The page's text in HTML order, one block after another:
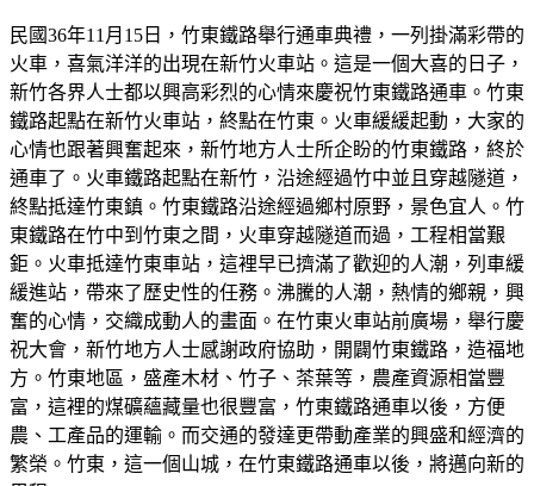
民國36年11月15日，竹東鐵路舉行通車典禮，一列掛滿彩帶的
火車，喜氣洋洋的出現在新竹火車站。這是一個大喜的日子，
新竹各界人士都以興高彩烈的心情來慶祝竹東鐵路通車。竹東
鐵路起點在新竹火車站，終點在竹東。火車緩緩起動，大家的
心情也跟著興奮起來，新竹地方人士所企盼的竹東鐵路，終於
通車了。火車鐵路起點在新竹，沿途經過竹中並且穿越隧道，
終點抵達竹東鎮。竹東鐵路沿途經過鄉村原野，景色宜人。竹
東鐵路在竹中到竹東之間，火車穿越隧道而過，工程相當艱
鉅。火車抵達竹東車站，這裡早已擠滿了歡迎的人潮，列車緩
緩進站，帶來了歷史性的任務。沸騰的人潮，熱情的鄉親，興
奮的心情，交織成動人的畫面。在竹東火車站前廣場，舉行慶
祝大會，新竹地方人士感謝政府協助，開闢竹東鐵路，造福地
方。竹東地區，盛產木材、竹子、茶葉等，農產資源相當豐
富，這裡的煤礦蘊藏量也很豐富，竹東鐵路通車以後，方便
農、工產品的運輸。而交通的發達更帶動產業的興盛和經濟的
繁榮。竹東，這一個山城，在竹東鐵路通車以後，將邁向新的